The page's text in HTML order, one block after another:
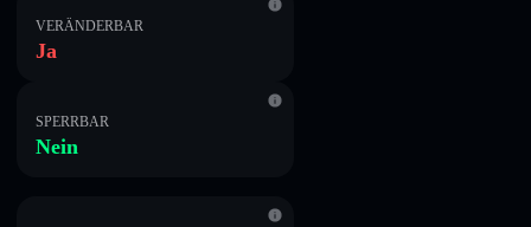
VERÄNDERBAR
Ja
SPERRBAR
Nein